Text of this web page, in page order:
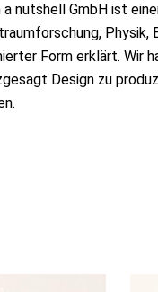
nutshell GmbH ist
Physik,
Form erklärt. Wir
Design zu